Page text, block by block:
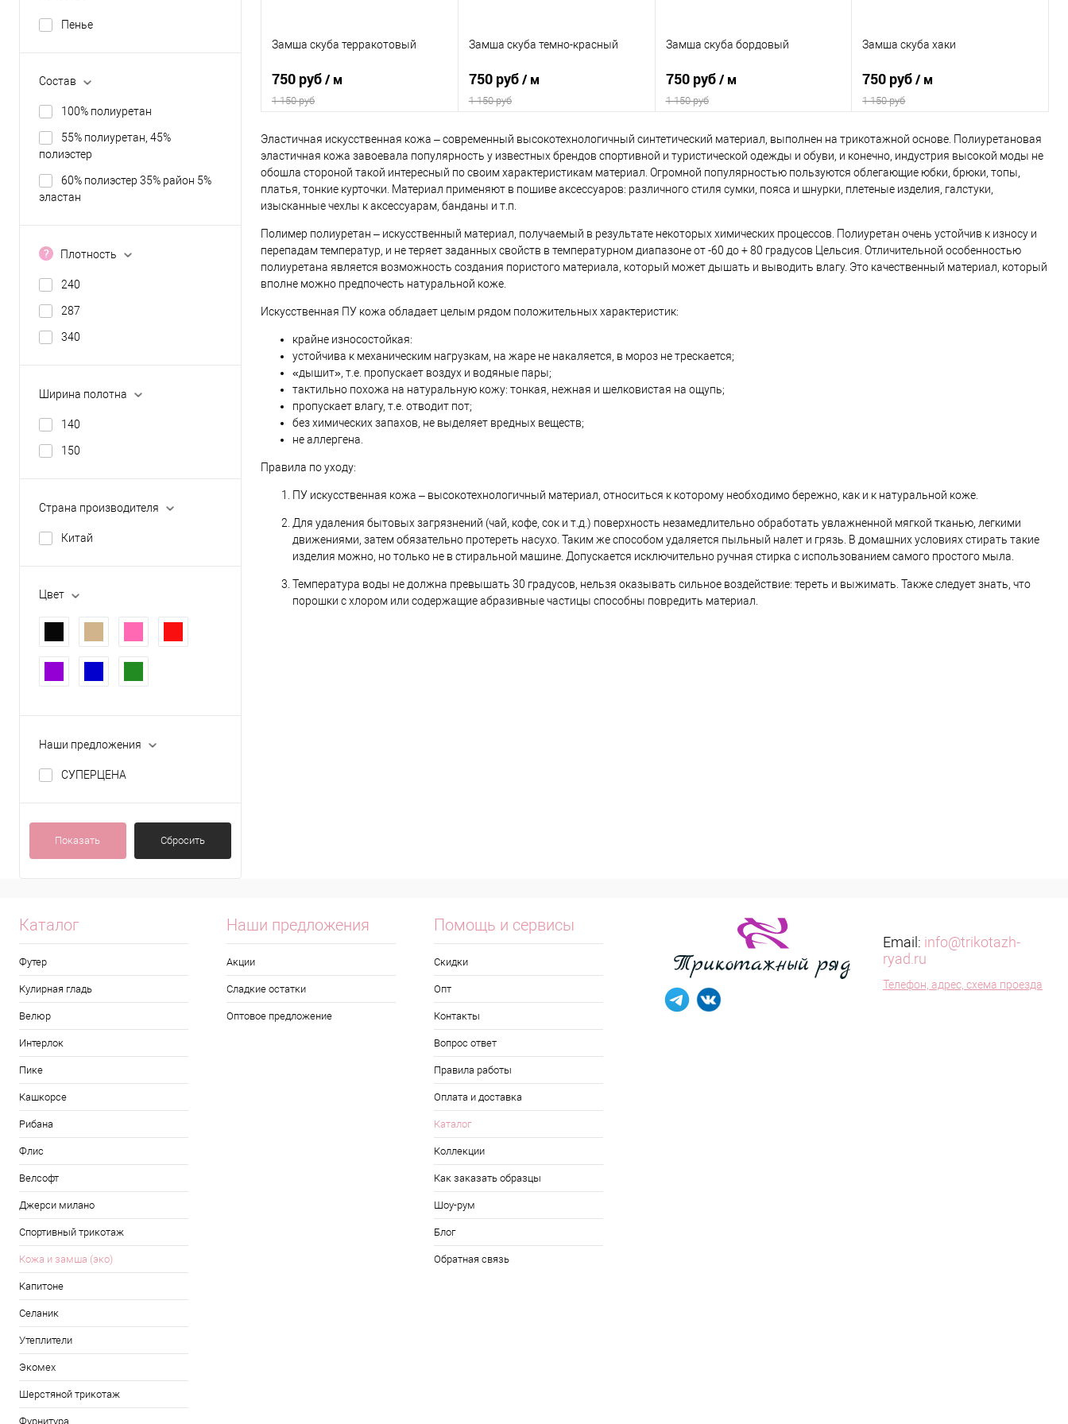
Пенье
Состав
100% полиуретан
55% полиуретан, 45%
полиэстер
60% полиэстер 35% район 5%
эластан
Плотность
240
287
340
Ширина полотна
140
150
Страна производителя
Китай
Цвет
Наши предложения
СУПЕРЦЕНА
Показать Сбросить
240 гр/м2, 100% полиуретан,
рулон 150 см, Китай
240 гр/м2, 100% полиуретан,
рулон 150 см, Китай
287 гр/м2, 60% пэ/35%
район/5% эластан, рулон 150
287 гр/м2, 60% пэ/35%
район/5% эластан, рулон 150
Замша скуба терракотовый
750 руб/ м
1 150 руб
В корзину
Сравнение
В избранное
В наличии
Выбрать полотно или образец:
Заказать полотно
Параметры полотна:
287 гр/м2, 60% пэ/35%
см, Китай
Замша скуба темно-красный
750 руб/ м
1 150 руб
В корзину
Сравнение
В избранное
Выбрать полотно или образец:
Заказать полотно
287 гр/м2, 60% пэ/35%
Замша скуба бордовый
750 руб/ м
1 150 руб
В корзину
Сравнение
Выбрать полотно или образец:
Заказать полотно
Замша скуба хаки
750 руб/ м
1 150 руб
В корзину
Сравнение
Выбрать полотно или образец:
Заказать полотно
Эластичная искусственная кожа – современный высокотехнологичный синтетический материал, выполнен на трикотажной основе. Полиуретановая
эластичная кожа завоевала популярность у известных брендов спортивной и туристической одежды и обуви, и конечно, индустрия высокой моды не
обошла стороной такой интересный по своим характеристикам материал. Огромной популярностью пользуются облегающие юбки, брюки, топы,
платья, тонкие курточки. Материал применяют в пошиве аксессуаров: различного стиля сумки, пояса и шнурки, плетеные изделия, галстуки,
изысканные чехлы к аксессуарам, банданы и т.п.
Полимер полиуретан – искусственный материал, получаемый в результате некоторых химических процессов. Полиуретан очень устойчив к износу и
перепадам температур, и не теряет заданных свойств в температурном диапазоне от -60 до + 80 градусов Цельсия. Отличительной особенностью
полиуретана является возможность создания пористого материала, который может дышать и выводить влагу. Это качественный материал, который
вполне можно предпочесть натуральной коже.
Искусственная ПУ кожа обладает целым рядом положительных характеристик:
крайне износостойкая:
устойчива к механическим нагрузкам, на жаре не накаляется, в мороз не трескается;
«дышит», т.е. пропускает воздух и водяные пары;
тактильно похожа на натуральную кожу: тонкая, нежная и шелковистая на ощупь;
пропускает влагу, т.е. отводит пот;
без химических запахов, не выделяет вредных веществ;
не аллергена.
Правила по уходу:
ПУ искусственная кожа – высокотехнологичный материал, относиться к которому необходимо бережно, как и к натуральной коже.
Для удаления бытовых загрязнений (чай, кофе, сок и т.д.) поверхность незамедлительно обработать увлажненной мягкой тканью, легкими
движениями, затем обязательно протереть насухо. Таким же способом удаляется пыльный налет и грязь. В домашних условиях стирать такие
изделия можно, но только не в стиральной машине. Допускается исключительно ручная стирка с использованием самого простого мыла.
Температура воды не должна превышать 30 градусов, нельзя оказывать сильное воздействие: тереть и выжимать. Также следует знать, что
порошки с хлором или содержащие абразивные частицы способны повредить материал.
Каталог
Футер
Кулирная гладь
Велюр
Интерлок
Пике
Кашкорсе
Рибана
Флис
Велсофт
Джерси милано
Спортивный трикотаж
Кожа и замша (эко)
Капитоне
Селаник
Утеплители
Экомех
Шерстяной трикотаж
Фурнитура
Наши предложения
Акции
Сладкие остатки
Оптовое предложение
Помощь и сервисы
Скидки
Опт
Контакты
Вопрос ответ
Правила работы
Оплата и доставка
Каталог
Коллекции
Как заказать образцы
Шоу-рум
Блог
Обратная связь
Email: info@trikotazh-
ryad.ru
Телефон, адрес, схема проезда